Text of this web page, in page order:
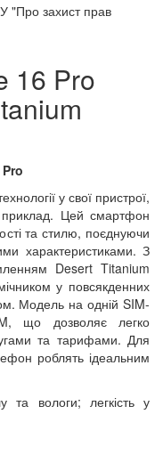
"Про захист прав
16 Pro
у свої пристрої,
Цей смартфон
та стилю, поєднуючи
характеристиками. З
Desert Titanium
у повсякденних
Модель на одній SIM-
що дозволяє легко
та тарифами. Для
роблять ідеальним
та вологи; легкість у